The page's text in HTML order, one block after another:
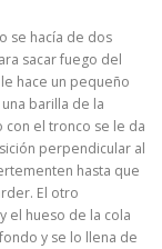
se hacía de dos
sacar fuego del
hace un pequeño
barilla de la
con el tronco se le da
perpendicular al
hasta que
El otro
el hueso de la cola
y se lo llena de